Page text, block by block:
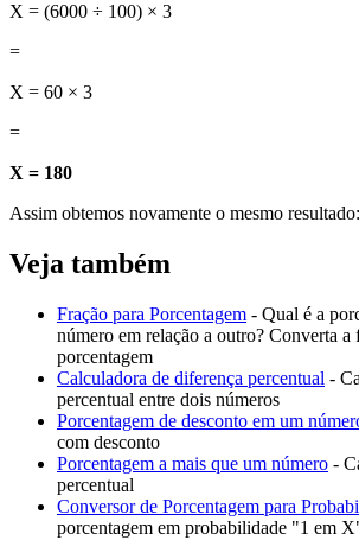
X = (6000 ÷ 100) × 3
=
X = 60 × 3
=
X = 180
Assim obtemos novamente o mesmo resultado:
Veja também
Fração para Porcentagem - Qual é a
número em relação a outro? Converta a
porcentagem
Calculadora de diferença percentual -
percentual entre dois números
Porcentagem de desconto em um
com desconto
Porcentagem a mais que um número -
percentual
Conversor de Porcentagem para
porcentagem em probabilidade "1 em